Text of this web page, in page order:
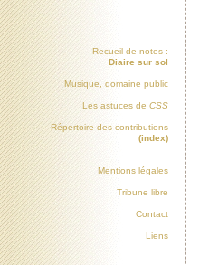
Recueil de notes :
Diaire sur sol
Musique, domaine public
Les astuces de CSS
Répertoire des contributions
(index)
Mentions légales
Tribune libre
Contact
Liens